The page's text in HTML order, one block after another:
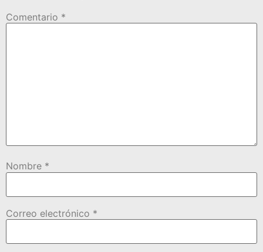
Comentario *
Nombre *
Correo electrónico *